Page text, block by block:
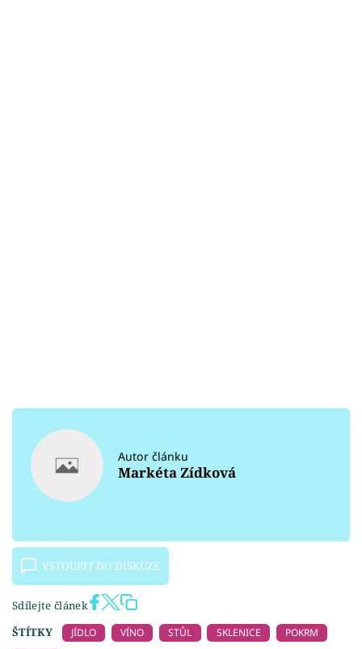
Autor článku
Markéta Zídková
VSTOUPIT DO DISKUZE
Sdílejte článek
ŠTÍTKY
JÍDLO VÍNO STŮL SKLENICE
POKRM